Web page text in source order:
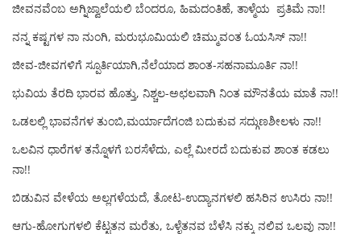
ಜೀವನವೆಂಬ ಅಗ್ನಿಜ್ವಾಲೆಯಲಿ ಬೆಂದರೂ, ಹಿಮದಂತಿಹೆ, ತಾಳ್ಮೆಯ ಪ್ರತಿಮೆ ನಾ!!
ನನ್ನ ಕಷ್ಟಗಳ ನಾ ನುಂಗಿ, ಮರುಭೂಮಿಯಲಿ ಚಿಮ್ಮುವಂತ ಓಯಸಿಸ್ ನಾ!!
ಜೀವ-ಜೀವಗಳಿಗೆ ಸ್ಪೂರ್ತಿಯಾಗಿ,ನೆಲೆಯಾದ ಶಾಂತ-ಸಹನಾಮೂರ್ತಿ ನಾ!!
ಭುವಿಯ ತೆರದಿ ಭಾರವ ಹೊತ್ತು, ನಿಶ್ಚಲ-ಅಛಲವಾಗಿ ನಿಂತ ಮೌನತೆಯ ಮಾತೆ ನಾ!!
ಒಡಲಲ್ಲಿ ಭಾವನೆಗಳ ತುಂಬಿ,ಮರ್ಯಾದೆಗಂಜಿ ಬದುಕುವ ಸದ್ಗುಣಶೀಲಳು ನಾ!!
ಒಲವಿನ ಧಾರೆಗಳ ತನ್ನೊಳಗೆ ಬರಸೆಳೆದು, ಎಲ್ಲೆ ಮೀರದೆ ಬದುಕುವ ಶಾಂತ ಕಡಲು
ನಾ!!
ಬಿಡುವಿನ ವೇಳೆಯ ಅಲ್ಲಗಳೆಯದೆ, ತೋಟ-ಉದ್ಯಾನಗಳಲಿ ಹಸಿರಿನ ಉಸಿರು ನಾ!!
ಆಗು-ಹೋಗುಗಳಲಿ ಕೆಟ್ಟತನ ಮರೆತು, ಒಳ್ಳೆತನವ ಬೆಳೆಸಿ ನಕ್ಕು ನಲಿವ ಒಲವು ನಾ!!